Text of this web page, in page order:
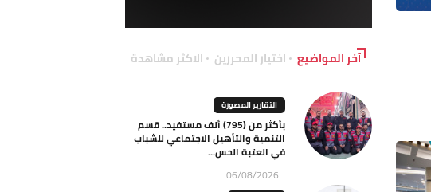
آخر المواضيع اختيار المحررين الاكثر مشاهدة
التقارير المصورة
بأكثر من (795) ألف مستفيد.. قسم
التنمية والتأهيل الاجتماعي للشباب
في العتبة الحس...
06/08/2026